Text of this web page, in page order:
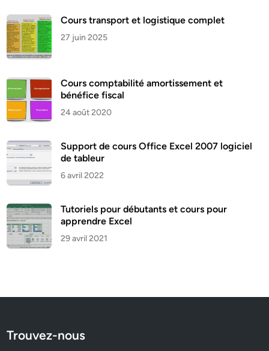
Cours transport et logistique complet
27 juin 2025
Cours comptabilité amortissement et
bénéfice fiscal
24 août 2020
Support de cours Office Excel 2007 logiciel
de tableur
6 avril 2022
Tutoriels pour débutants et cours pour
apprendre Excel
29 avril 2021
Trouvez-nous